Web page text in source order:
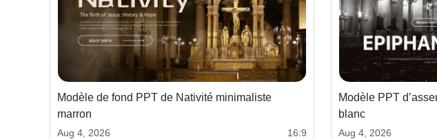
Modèle de fond PPT de Nativité minimaliste
marron
Aug 4, 2026 16:9
Modèle PPT
blanc
Aug 4, 2026